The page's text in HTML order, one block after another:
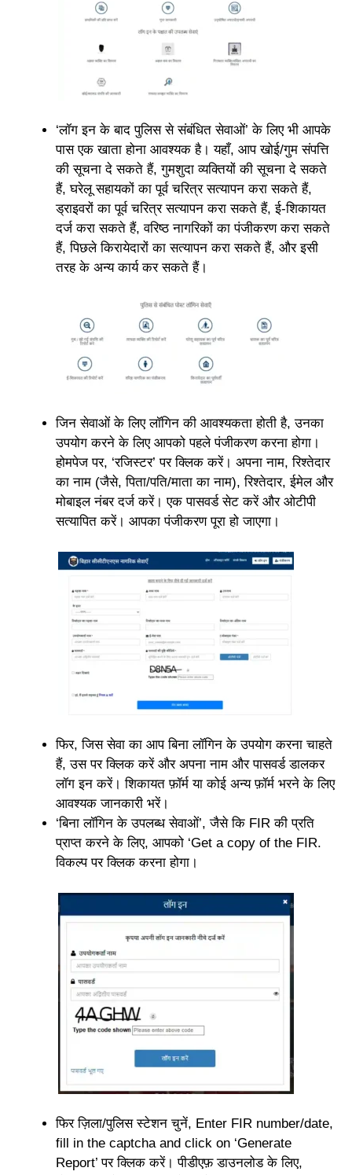
‘लॉग इन के बाद पुलिस से संबंधित सेवाओं’ के लिए भी आपके
पास एक खाता होना आवश्यक है। यहाँ, आप खोई/गुम संपत्ति
की सूचना दे सकते हैं, गुमशुदा व्यक्तियों की सूचना दे सकते
हैं, घरेलू सहायकों का पूर्व चरित्र सत्यापन करा सकते हैं,
ड्राइवरों का पूर्व चरित्र सत्यापन करा सकते हैं, ई-शिकायत
दर्ज करा सकते हैं, वरिष्ठ नागरिकों का पंजीकरण करा सकते
हैं, पिछले किरायेदारों का सत्यापन करा सकते हैं, और इसी
तरह के अन्य कार्य कर सकते हैं।
जिन सेवाओं के लिए लॉगिन की आवश्यकता होती है, उनका
उपयोग करने के लिए आपको पहले पंजीकरण करना होगा।
होमपेज पर, ‘रजिस्टर’ पर क्लिक करें। अपना नाम, रिश्तेदार
का नाम (जैसे, पिता/पति/माता का नाम), रिश्तेदार, ईमेल और
मोबाइल नंबर दर्ज करें। एक पासवर्ड सेट करें और ओटीपी
सत्यापित करें। आपका पंजीकरण पूरा हो जाएगा।
फिर, जिस सेवा का आप बिना लॉगिन के उपयोग करना चाहते
हैं, उस पर क्लिक करें और अपना नाम और पासवर्ड डालकर
लॉग इन करें। शिकायत फ़ॉर्म या कोई अन्य फ़ॉर्म भरने के लिए
आवश्यक जानकारी भरें।
‘बिना लॉगिन के उपलब्ध सेवाओं’, जैसे कि FIR की प्रति
प्राप्त करने के लिए, आपको ‘Get a copy of the FIR.
विकल्प पर क्लिक करना होगा।
फिर ज़िला/पुलिस स्टेशन चुनें, Enter FIR number/date,
fill in the captcha and click on ‘Generate
Report’ पर क्लिक करें। पीडीएफ़ डाउनलोड के लिए,